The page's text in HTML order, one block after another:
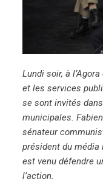
Lundi soir, à
et les services
se sont invités
municipales. Fabien
sénateur
président du média
est venu défendre
l’action.